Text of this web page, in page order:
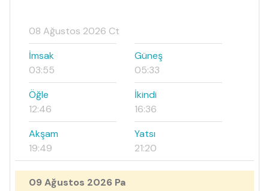
08 Ağustos 2026 Ct
İmsak
03:55
Güneş
05:33
Öğle
12:46
İkindi
16:36
Akşam
19:49
Yatsı
21:20
09 Ağustos 2026 Pa